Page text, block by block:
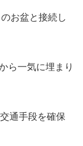
お盆と接続し
ら一気に埋まり
通手段を確保